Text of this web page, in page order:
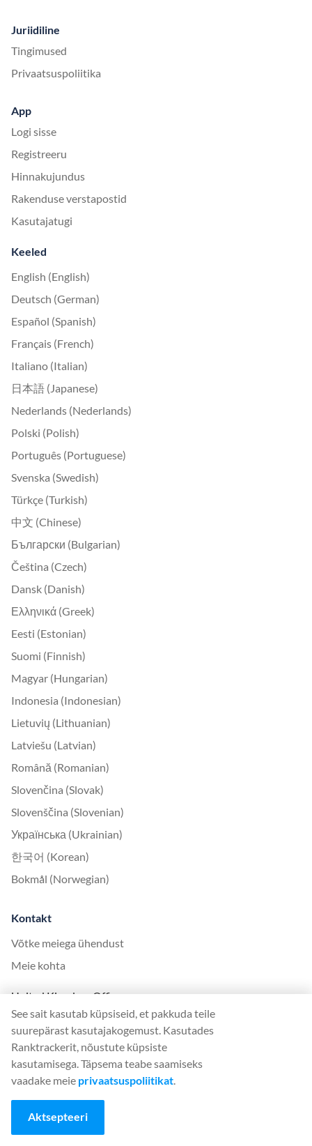
Juriidiline
Tingimused
Privaatsuspoliitika
App
Logi sisse
Registreeru
Hinnakujundus
Rakenduse verstapostid
Kasutajatugi
Keeled
English (English)
Deutsch (German)
Español (Spanish)
Français (French)
Italiano (Italian)
日本語 (Japanese)
Nederlands (Nederlands)
Polski (Polish)
Português (Portuguese)
Svenska (Swedish)
Türkçe (Turkish)
中文 (Chinese)
Български (Bulgarian)
Čeština (Czech)
Dansk (Danish)
Ελληνικά (Greek)
Eesti (Estonian)
Suomi (Finnish)
Magyar (Hungarian)
Indonesia (Indonesian)
Lietuvių (Lithuanian)
Latviešu (Latvian)
Română (Romanian)
Slovenčina (Slovak)
Slovenščina (Slovenian)
Українська (Ukrainian)
한국어 (Korean)
Bokmål (Norwegian)
Kontakt
Võtke meiega ühendust
Meie kohta
United Kingdom Office
Ranktracker Ltd
144A Clerkenwell Rd
London, EC1R 5DF
Company No: 08820809
See sait kasutab küpsiseid, et pakkuda teile
suurepärast kasutajakogemust. Kasutades
Ranktrackerit, nõustute küpsiste
kasutamisega. Täpsema teabe saamiseks
vaadake meie privaatsuspoliitikat.
Aktsepteeri